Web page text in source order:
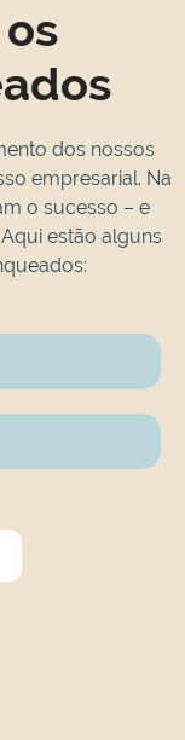
dos nossos
empresarial. Na
o sucesso – e
estão alguns